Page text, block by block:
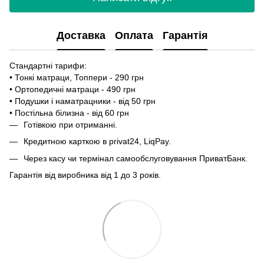
Доставка Оплата Гарантія
Стандартні тарифи:
• Тонкі матраци, Топпери - 290 грн
• Ортопедичні матраци - 490 грн
• Подушки і наматрацники - від 50 грн
• Постільна білизна - від 60 грн
Готівкою при отриманні.
Кредитною карткою в privat24, LiqPay.
Через касу чи термінал самообслуговування ПриватБанк.
Гарантія від виробника від 1 до 3 років.